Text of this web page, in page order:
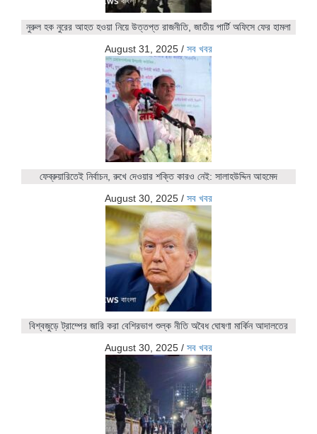
নুরুল হক নুরের আহত হওয়া নিয়ে উত্তপ্ত রাজনীতি, জাতীয় পার্টি অফিসে ফের হামলা
August 31, 2025 / সব খবর
ফেব্রুয়ারিতেই নির্বাচন, রুখে দেওয়ার শক্তি কারও নেই: সালাহউদ্দিন আহমেদ
August 30, 2025 / সব খবর
বিশ্বজুড়ে ট্রাম্পের জারি করা বেশিরভাগ শুল্ক নীতি অবৈধ ঘোষণা মার্কিন আদালতের
August 30, 2025 / সব খবর